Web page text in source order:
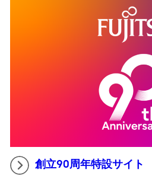
創立90周年特設サイト